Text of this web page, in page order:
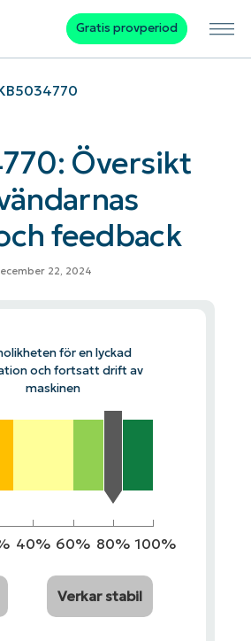
Gratis provperiod
Översikt
feedback
22, 2024
för en lyckad
och fortsatt drift av
maskinen
40% 60% 80% 100%
Verkar stabil